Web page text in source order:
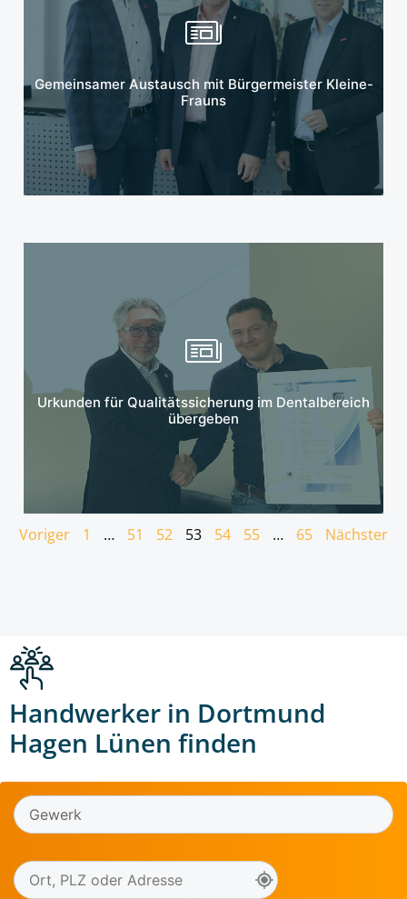
Gemeinsamer Austausch mit Bürgermeister Kleine-
Frauns
Mehr erfahren
Urkunden für Qualitätssicherung im Dentalbereich
übergeben
Mehr erfahren
Voriger 1 … 51 52 53 54 55 … 65 Nächster
Handwerker in Dortmund
Hagen Lünen finden